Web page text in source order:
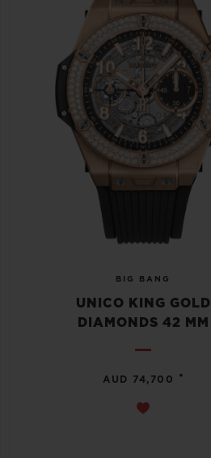
BIG BANG
UNICO KING GOLD
DIAMONDS 42 MM
AUD 74,700 •